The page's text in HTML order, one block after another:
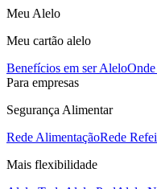
Meu Alelo
Meu cartão alelo
Benefícios em ser Alelo
Para empresas
Segurança Alimentar
Rede AlimentaçãoRede
Mais flexibilidade